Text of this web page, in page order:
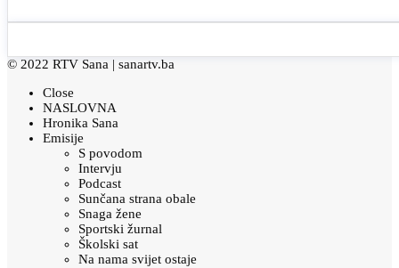
© 2022 RTV Sana | sanartv.ba
Close
NASLOVNA
Hronika Sana
Emisije
S povodom
Intervju
Podcast
Sunčana strana obale
Snaga žene
Sportski žurnal
Školski sat
Na nama svijet ostaje